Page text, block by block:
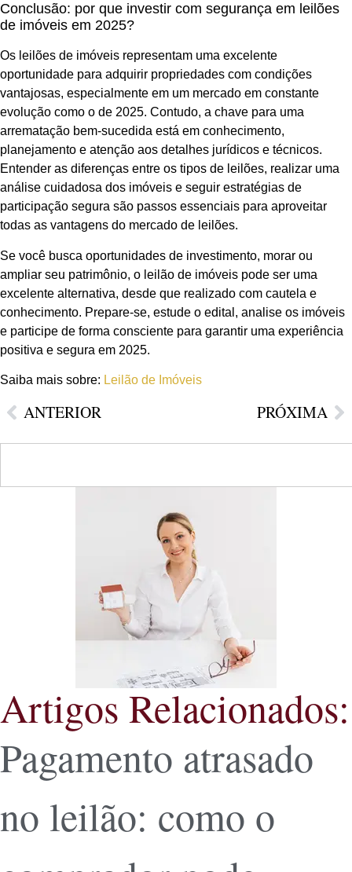
Conclusão: por que investir com segurança em leilões
de imóveis em 2025?
Os leilões de imóveis representam uma excelente
oportunidade para adquirir propriedades com condições
vantajosas, especialmente em um mercado em constante
evolução como o de 2025. Contudo, a chave para uma
arrematação bem-sucedida está em conhecimento,
planejamento e atenção aos detalhes jurídicos e técnicos.
Entender as diferenças entre os tipos de leilões, realizar uma
análise cuidadosa dos imóveis e seguir estratégias de
participação segura são passos essenciais para aproveitar
todas as vantagens do mercado de leilões.
Se você busca oportunidades de investimento, morar ou
ampliar seu patrimônio, o leilão de imóveis pode ser uma
excelente alternativa, desde que realizado com cautela e
conhecimento. Prepare-se, estude o edital, analise os imóveis
e participe de forma consciente para garantir uma experiência
positiva e segura em 2025.
Saiba mais sobre: Leilão de Imóveis
ANTERIOR PRÓXIMA
Artigos Relacionados:
Pagamento atrasado
no leilão: como o